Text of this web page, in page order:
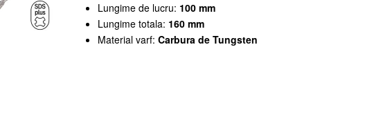
Lungime de lucru: 100 mm
Lungime totala: 160 mm
Material varf:Carbura de Tungsten